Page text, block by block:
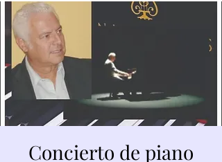
Concierto de piano